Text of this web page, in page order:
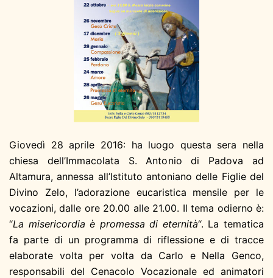
Giovedì 28 aprile 2016: ha luogo questa sera nella
chiesa dell’Immacolata S. Antonio di Padova ad
Altamura, annessa all’Istituto antoniano delle Figlie del
Divino Zelo, l’adorazione eucaristica mensile per le
vocazioni, dalle ore 20.00 alle 21.00. Il tema odierno è:
“La misericordia è promessa di eternità“. La tematica
fa parte di un programma di riflessione e di tracce
elaborate volta per volta da Carlo e Nella Genco,
responsabili del Cenacolo Vocazionale ed animatori